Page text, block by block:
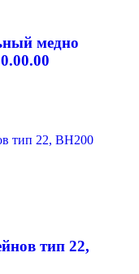
медно
тип 22,